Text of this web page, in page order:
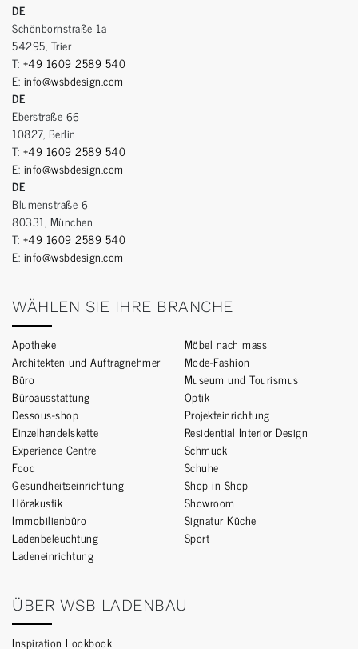
DE
Schönbornstraße 1a
54295, Trier
T: +49 1609 2589 540
E: info@wsbdesign.com
DE
Eberstraße 66
10827, Berlin
T: +49 1609 2589 540
E: info@wsbdesign.com
DE
Blumenstraße 6
80331, München
T: +49 1609 2589 540
E: info@wsbdesign.com
WÄHLEN SIE IHRE BRANCHE
Apotheke
Architekten und Auftragnehmer
Büro
Büroausstattung
Dessous-shop
Einzelhandelskette
Experience Centre
Food
Gesundheitseinrichtung
Hörakustik
Immobilienbüro
Ladenbeleuchtung
Ladeneinrichtung
Möbel nach mass
Mode-Fashion
Museum und Tourismus
Optik
Projekteinrichtung
Residential Interior Design
Schmuck
Schuhe
Shop in Shop
Showroom
Signatur Küche
Sport
ÜBER WSB LADENBAU
Inspiration Lookbook